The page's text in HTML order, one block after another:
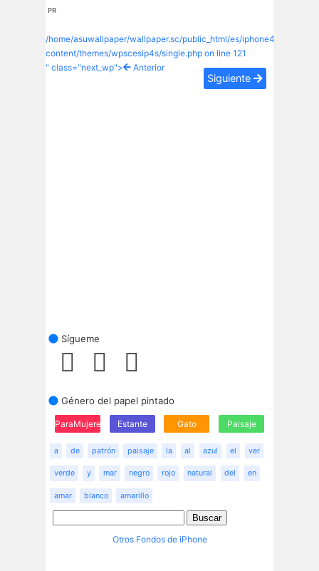
PR
/home/asuwallpaper/wallpaper.sc/public_html/es/iphone4s/wp-
content/themes/wpscesip4s/single.php on line 121
" class="next_wp">
Anterior
Siguiente
Sígueme
Género del papel pintado
ParaMujeres Estante Gato Paisaje
a de patrón paisaje la al azul el ver
verde y mar negro rojo natural del en
amar blanco amarillo
Otros Fondos de iPhone